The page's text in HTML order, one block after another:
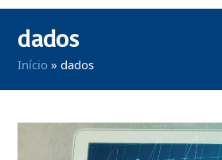
dados
Início »dados